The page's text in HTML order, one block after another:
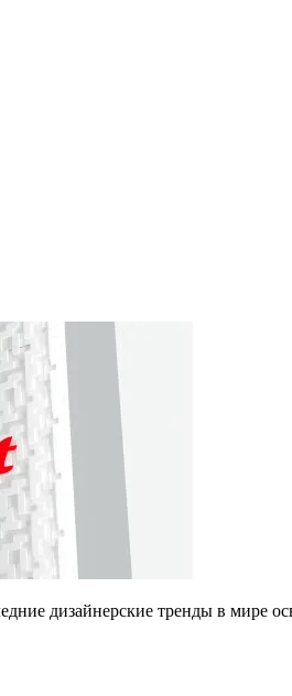
дизайнерские тренды в мире